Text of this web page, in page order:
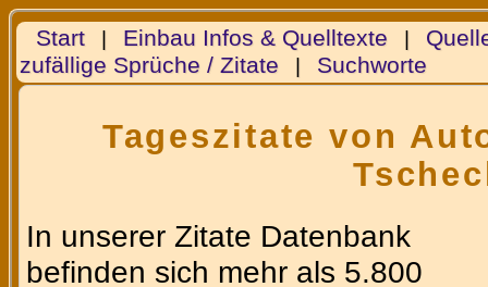
Start| Einbau Infos & Quelltexte |
zufällige Sprüche / Zitate | Suchworte
Tageszitate von
In unserer Zitate Datenbank
befinden sich mehr als 5.800